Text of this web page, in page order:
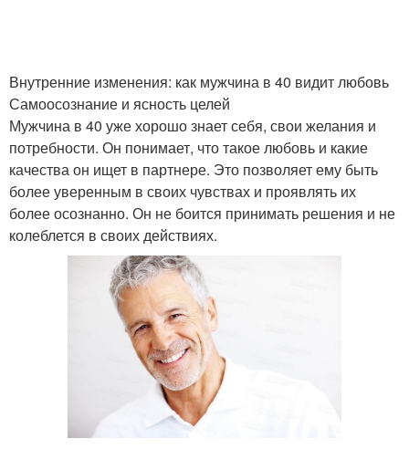
Внутренние изменения: как мужчина в 40 видит любовь
Самоосознание и ясность целей
Мужчина в 40 уже хорошо знает себя, свои желания и
потребности. Он понимает, что такое любовь и какие
качества он ищет в партнере. Это позволяет ему быть
более уверенным в своих чувствах и проявлять их
более осознанно. Он не боится принимать решения и не
колеблется в своих действиях.